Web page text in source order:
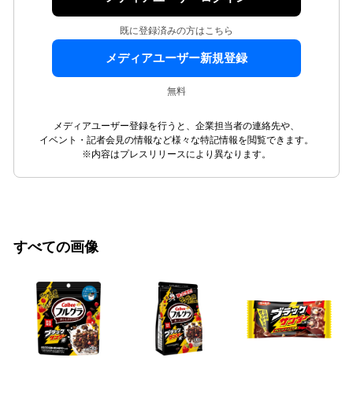
既に登録済みの方はこちら
メディアユーザー新規登録
無料
メディアユーザー登録を行うと、企業担当者の連絡先や、
イベント・記者会見の情報など様々な特記情報を閲覧できます。
※内容はプレスリリースにより異なります。
すべての画像